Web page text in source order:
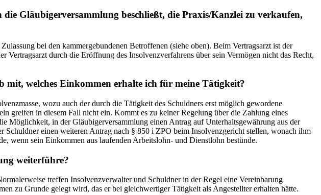
Gläubigerversammlung beschließt, die Praxis/Kanzlei zu verkaufen,
bei den kammergebundenen Betroffenen (siehe oben). Beim Vertragsarzt ist der
Vertragsarzt durch die Eröffnung des Insolvenzverfahrens über sein Vermögen nicht das Recht,
welches Einkommen erhalte ich für meine Tätigkeit?
wozu auch der durch die Tätigkeit des Schuldners erst möglich gewordene
greifen in diesem Fall nicht ein. Kommt es zu keiner Regelung über die Zahlung eines
Möglichkeit, in der Gläubigerversammlung einen Antrag auf Unterhaltsgewährung aus der
einen weiteren Antrag nach § 850 i ZPO beim Insolvenzgericht stellen, wonach ihm
wenn sein Einkommen aus laufenden Arbeitslohn- und Dienstlohn bestünde.
weiterführe?
treffen Insolvenzverwalter und Schuldner in der Regel eine Vereinbarung
zu Grunde gelegt wird, das er bei gleichwertiger Tätigkeit als Angestellter erhalten hätte.